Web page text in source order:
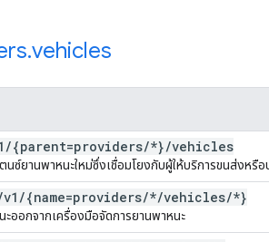
.vehicles
/{parent=providers/*}/vehicles
นซ์ยานพาหนะใหม่ซึ่งเชื่อมโยงกับผู้ให้บริการขนส่งหรื
v1 /{name=providers/*/vehicles/*}
ออกจากเครื่องมือจัดการยานพาหนะ